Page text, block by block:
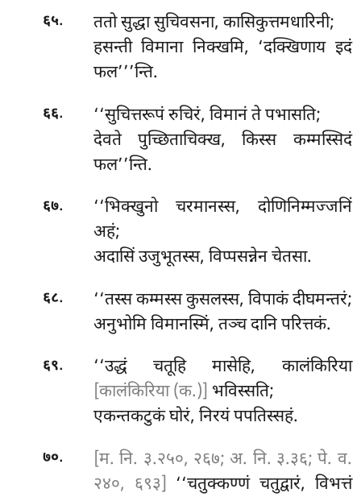
६५.
ततो सुद्धा सुचिवसना, कासिकुत्तमधारिनी;
हसन्ती विमाना निक्खमि, ‘दक्खिणाय इदं
फल’’’न्ति.
६६.
‘‘सुचित्तरूपं रुचिरं, विमानं ते पभासति;
देवते पुच्छिताचिक्ख, किस्स कम्मस्सिदं
फल’’न्ति.
६७. ‘‘भिक्खुनो चरमानस्स, दोणिनिम्मज्जनिं
अहं;
अदासिं उजुभूतस्स, विप्पसन्नेन चेतसा.
६८.
‘‘तस्स कम्मस्स कुसलस्स, विपाकं दीघमन्तरं;
अनुभोमि विमानस्मिं, तञ्च दानि परित्तकं.
६९. ‘‘उद्धंचतूहि मासेहि, कालंकिरिया
[कालंकिरिया (क.)] भविस्सति;
एकन्तकटुकं घोरं, निरयं पपतिस्सहं.
७०.
[म. नि. ३.२५०, २६७; अ. नि. ३.३६; पे. व.
२४०, ६९३] ‘‘चतुक्कण्णं चतुद्वारं, विभत्तं